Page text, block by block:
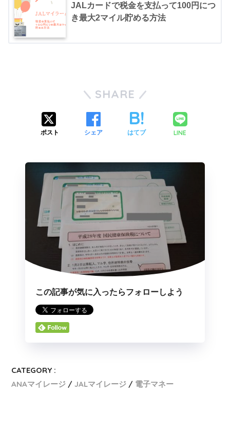
JALカードで税金を支払って100円につ
き最大2マイル貯める方法
SHARE
ポスト シェア はてブ LINE
この記事が気に入ったらフォローしよう
CATEGORY :
ANAマイレージ
JALマイレージ 電子マネー